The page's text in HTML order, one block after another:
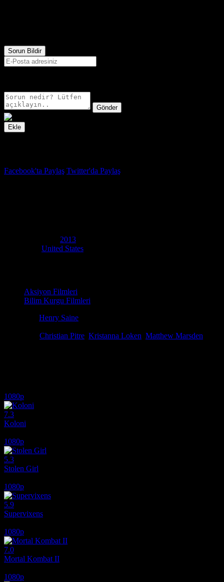
Sorun Bildir
Gönder
Ekle
Facebook'ta Paylaş Twitter'da Paylaş
2013
United States
Aksiyon Filmleri
Bilim Kurgu Filmleri
Henry Saine
Christian Pitre Kristanna Loken Matthew Marsden
1080p
7.3
Koloni
1080p
5.3
Stolen Girl
1080p
5.9
Supervixens
1080p
7.0
Mortal Kombat II
1080p